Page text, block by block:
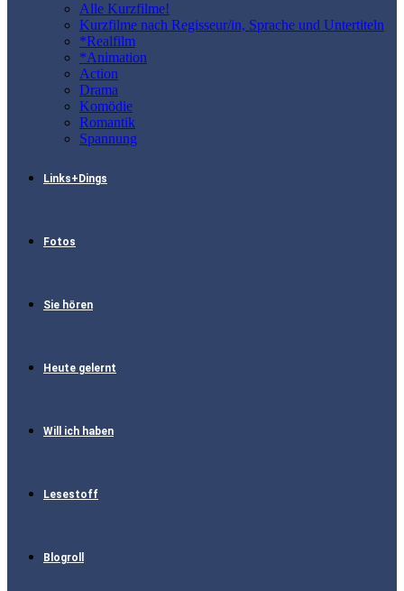
Alle Kurzfilme!
Kurzfilme nach Regisseur/in, Sprache und Untertiteln
*Realfilm
*Animation
Action
Drama
Komödie
Romantik
Spannung
Links+Dings
Fotos
Sie hören
Heute gelernt
Will ich haben
Lesestoff
Blogroll